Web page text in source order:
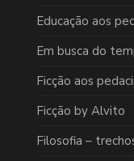
Educação aos
Em busca do
Ficção aos
Ficção by Alvito
Filosofia –